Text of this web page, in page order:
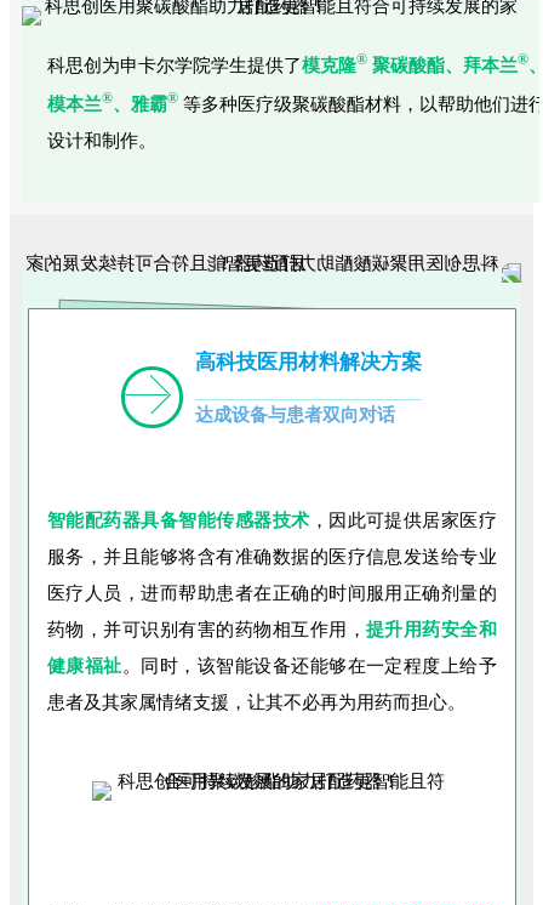
科思创为申卡尔学院学生提供了模克隆® 聚碳酸酯、拜本兰®
模本兰®、雅霸® 等多种医疗级聚碳酸酯材料，以帮助他们进
设计和制作。
高科技医用材料解决方案
达成设备与患者双向对话
智能配药器具备智能传感器技术 ，因此可提供居家医疗
服务，并且能够将含有准确数据的医疗信息发送给专业
医疗人员，进而帮助患者在正确的时间服用正确剂量的
药物，并可识别有害的药物相互作用， 提升用药安全和
健康福祉。同时，该智能设备还能够在一定程度上给予
患者及其家属情绪支援，让其不必再为用药而担心。